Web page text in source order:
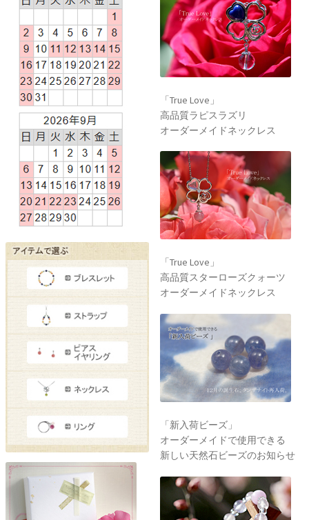
「True Love」
高品質ラピスラズリ
オーダーメイドネックレス
「True Love」
高品質スターローズクォーツ
オーダーメイドネックレス
「新入荷ビーズ」
オーダーメイドで使用できる
新しい天然石ビーズのお知らせ